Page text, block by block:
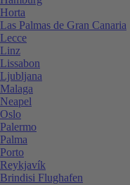
Horta
Las Palmas de Gran Canaria
Lecce
Linz
Lissabon
Ljubljana
Malaga
Neapel
Oslo
Palermo
Palma
Porto
Reykjavík
Brindisi Flughafen